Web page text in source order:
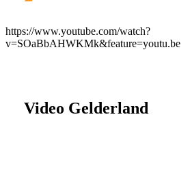
https://www.youtube.com/watch?
v=SOaBbAHWKMk&feature=youtu.be
Video Gelderland